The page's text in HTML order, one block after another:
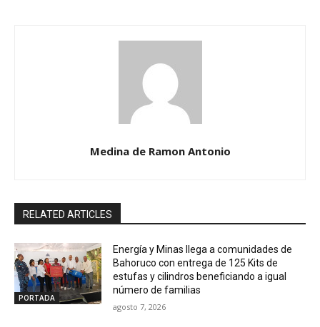
Medina de Ramon Antonio
RELATED ARTICLES
PORTADA
Energía y Minas llega a comunidades de
Bahoruco con entrega de 125 Kits de
estufas y cilindros beneficiando a igual
número de familias
agosto 7, 2026